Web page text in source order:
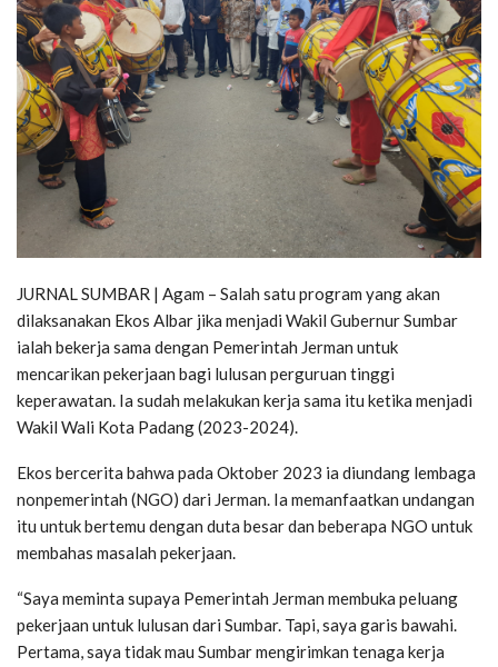
JURNAL SUMBAR | Agam – Salah satu program yang akan
dilaksanakan Ekos Albar jika menjadi Wakil Gubernur Sumbar
ialah bekerja sama dengan Pemerintah Jerman untuk
mencarikan pekerjaan bagi lulusan perguruan tinggi
keperawatan. Ia sudah melakukan kerja sama itu ketika menjadi
Wakil Wali Kota Padang (2023-2024).
Ekos bercerita bahwa pada Oktober 2023 ia diundang lembaga
nonpemerintah (NGO) dari Jerman. Ia memanfaatkan undangan
itu untuk bertemu dengan duta besar dan beberapa NGO untuk
membahas masalah pekerjaan.
“Saya meminta supaya Pemerintah Jerman membuka peluang
pekerjaan untuk lulusan dari Sumbar. Tapi, saya garis bawahi.
Pertama, saya tidak mau Sumbar mengirimkan tenaga kerja